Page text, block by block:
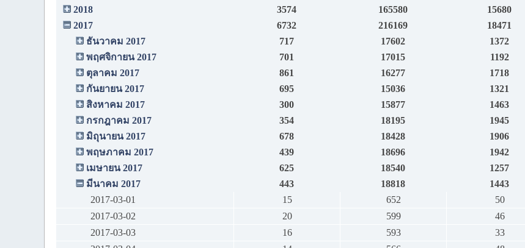
2018
3574 165580 15680
2017
6732 216169 18471
ธันวาคม 2017
717 17602 1372
พฤศจิกายน 2017
701 17015 1192
ตุลาคม 2017
861 16277 1718
กันยายน 2017
695 15036 1321
สิงหาคม 2017
300 15877 1463
กรกฎาคม 2017
354 18195 1945
มิถุนายน 2017
678 18428 1906
พฤษภาคม 2017
439 18696 1942
เมษายน 2017
625 18540 1257
มีนาคม 2017
443 18818 1443
2017-03-01
15 652 50
2017-03-02
20 599 46
2017-03-03
16 593 33